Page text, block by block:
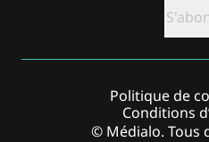
© Médialo. Tous
Politique de
Conditions